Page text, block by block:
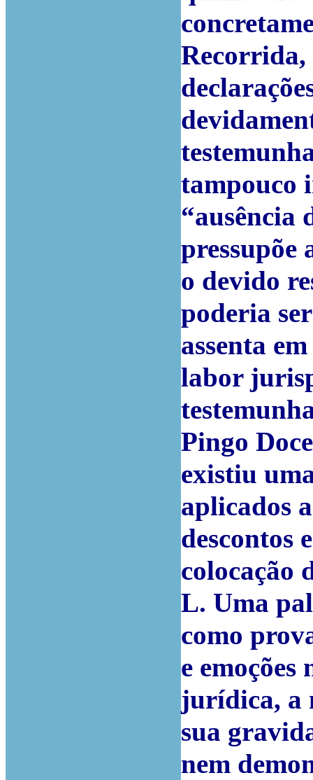
tampouco
“ausência
pressupõe
o devido
poderia
assenta
labor
Pingo
existiu
aplicados
descontos
colocação
L. Uma
como
e
jurídica, a
sua
nem